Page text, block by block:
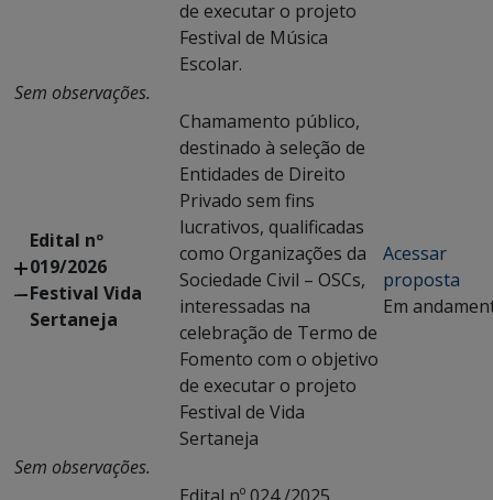
de executar o projeto
Festival de Música
Escolar.
Sem observações.
Edital nº
019/2026
Festival Vida
Sertaneja
Chamamento público,
destinado à seleção de
Entidades de Direito
Privado sem fins
lucrativos, qualificadas
como Organizações da
Sociedade Civil – OSCs,
interessadas na
celebração de Termo de
Fomento com o objetivo
de executar o projeto
Festival de Vida
Sertaneja
Acessar
proposta
Em
Sem observações.